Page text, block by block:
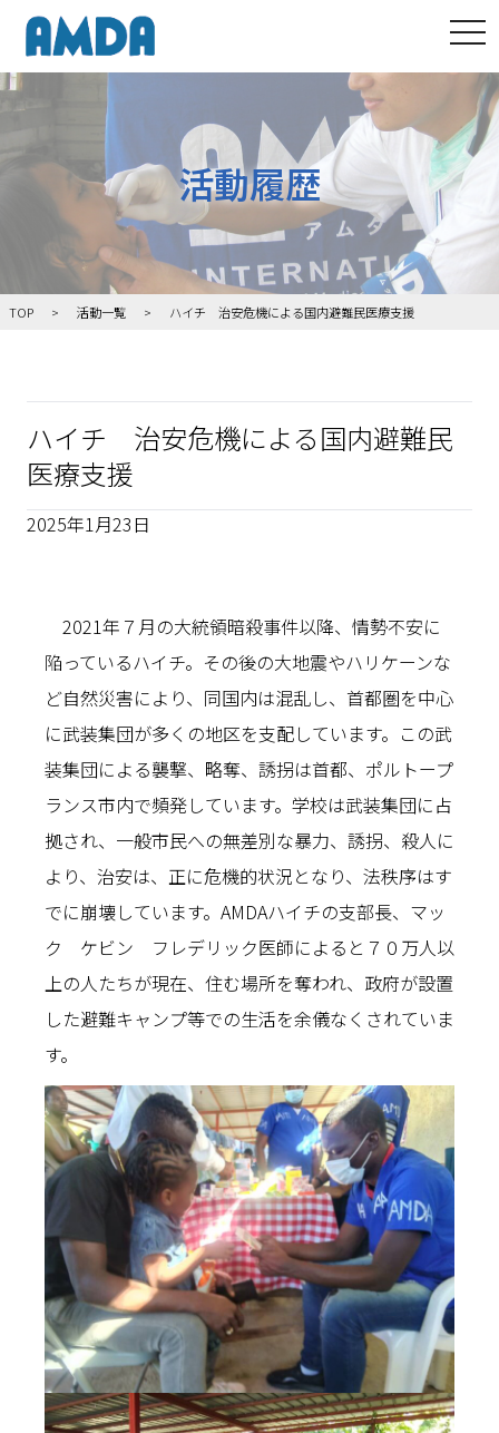
活動履歴
TOP 活動一覧 ハイチ 治安危機による国内避難民医療支援
ハイチ 治安危機による国内避難民
医療支援
2025年1月23日
2021年７月の大統領暗殺事件以降、情勢不安に
陥っているハイチ。その後の大地震やハリケーンな
ど自然災害により、同国内は混乱し、首都圏を中心
に武装集団が多くの地区を支配しています。この武
装集団による襲撃、略奪、誘拐は首都、ポルトープ
ランス市内で頻発しています。学校は武装集団に占
拠され、一般市民への無差別な暴力、誘拐、殺人に
より、治安は、正に危機的状況となり、法秩序はす
でに崩壊しています。AMDAハイチの支部長、マッ
ク ケビン フレデリック医師によると７０万人以
上の人たちが現在、住む場所を奪われ、政府が設置
した避難キャンプ等での生活を余儀なくされていま
す。